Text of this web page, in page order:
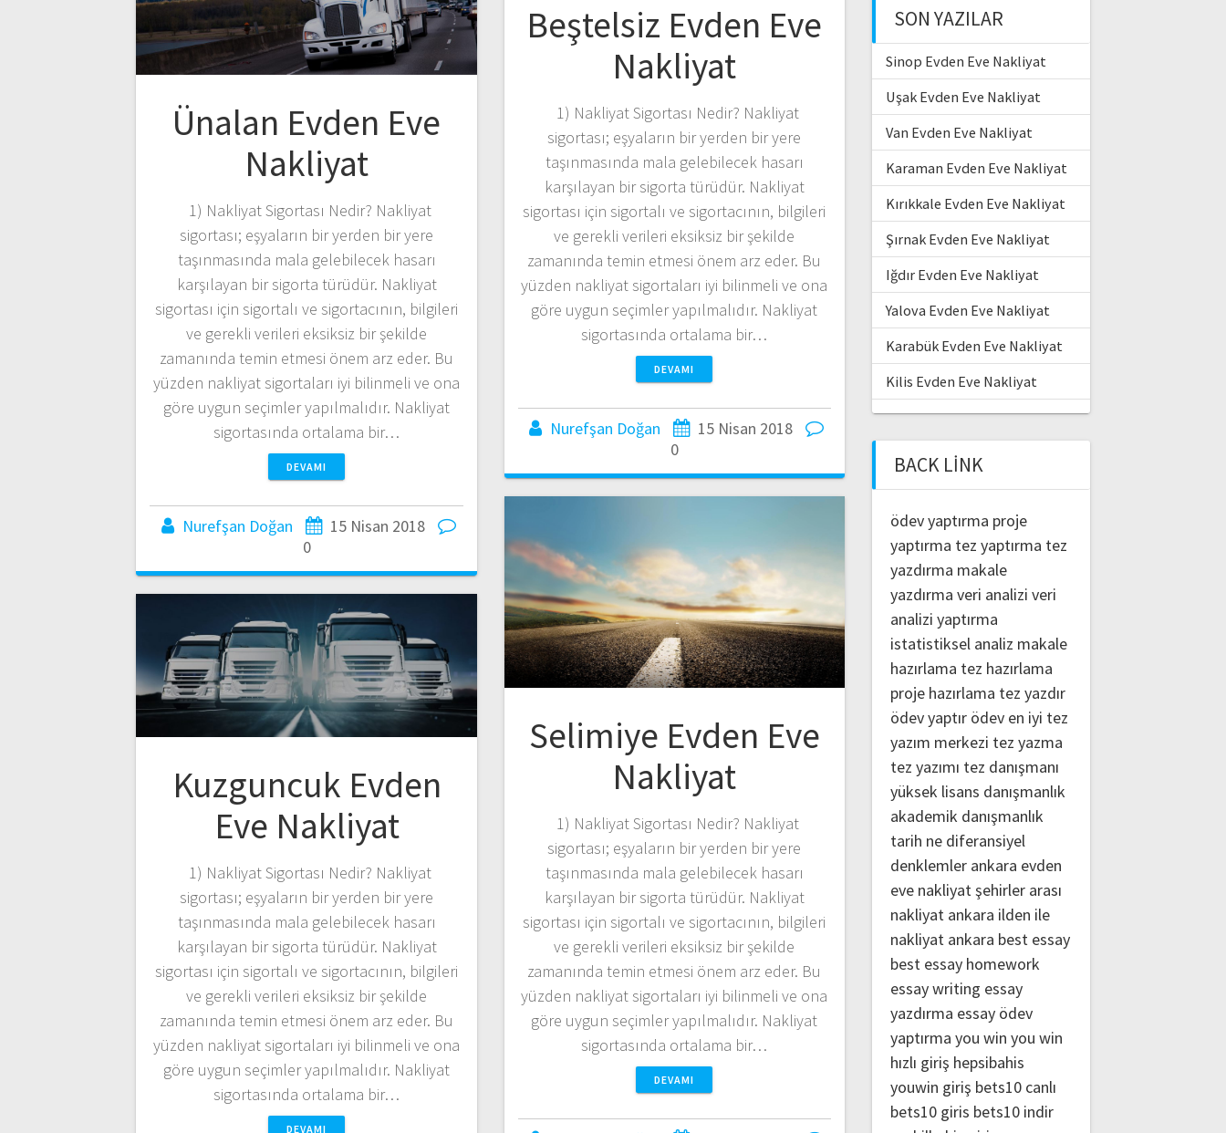
Beştelsiz Evden Eve
Nakliyat
1) Nakliyat Sigortası Nedir? Nakliyat
sigortası; eşyaların bir yerden bir yere
taşınmasında mala gelebilecek hasarı
karşılayan bir sigorta türüdür. Nakliyat
sigortası için sigortalı ve sigortacının, bilgileri
ve gerekli verileri eksiksiz bir şekilde
zamanında temin etmesi önem arz eder. Bu
yüzden nakliyat sigortaları iyi bilinmeli ve ona
göre uygun seçimler yapılmalıdır. Nakliyat
sigortasında ortalama bir…
DEVAMI
Nurefşan Doğan
15 Nisan 2018
0
Ünalan Evden Eve
Nakliyat
1) Nakliyat Sigortası Nedir? Nakliyat
sigortası; eşyaların bir yerden bir yere
taşınmasında mala gelebilecek hasarı
karşılayan bir sigorta türüdür. Nakliyat
sigortası için sigortalı ve sigortacının, bilgileri
ve gerekli verileri eksiksiz bir şekilde
zamanında temin etmesi önem arz eder. Bu
yüzden nakliyat sigortaları iyi bilinmeli ve ona
göre uygun seçimler yapılmalıdır. Nakliyat
sigortasında ortalama bir…
DEVAMI
Nurefşan Doğan
15 Nisan 2018
0
Selimiye Evden Eve
Nakliyat
1) Nakliyat Sigortası Nedir? Nakliyat
sigortası; eşyaların bir yerden bir yere
taşınmasında mala gelebilecek hasarı
karşılayan bir sigorta türüdür. Nakliyat
sigortası için sigortalı ve sigortacının, bilgileri
ve gerekli verileri eksiksiz bir şekilde
zamanında temin etmesi önem arz eder. Bu
yüzden nakliyat sigortaları iyi bilinmeli ve ona
göre uygun seçimler yapılmalıdır. Nakliyat
sigortasında ortalama bir…
DEVAMI
Kuzguncuk Evden
Eve Nakliyat
1) Nakliyat Sigortası Nedir? Nakliyat
sigortası; eşyaların bir yerden bir yere
taşınmasında mala gelebilecek hasarı
karşılayan bir sigorta türüdür. Nakliyat
sigortası için sigortalı ve sigortacının, bilgileri
ve gerekli verileri eksiksiz bir şekilde
zamanında temin etmesi önem arz eder. Bu
yüzden nakliyat sigortaları iyi bilinmeli ve ona
göre uygun seçimler yapılmalıdır. Nakliyat
sigortasında ortalama bir…
DEVAMI
SON YAZILAR
Sinop Evden Eve Nakliyat
Uşak Evden Eve Nakliyat
Van Evden Eve Nakliyat
Karaman Evden Eve Nakliyat
Kırıkkale Evden Eve Nakliyat
Şırnak Evden Eve Nakliyat
Iğdır Evden Eve Nakliyat
Yalova Evden Eve Nakliyat
Karabük Evden Eve Nakliyat
Kilis Evden Eve Nakliyat
BACK LINK
ödev yaptırma proje
yaptırma tez yaptırma tez
yazdırma makale
yazdırma veri analizi veri
analizi yaptırma
istatistiksel analiz makale
hazırlama tez hazırlama
proje hazırlama tez yazdır
ödev yaptır ödev en iyi tez
yazım merkezi tez yazma
tez yazımı tez danışmanı
yüksek lisans danışmanlık
akademik danışmanlık
tarih ne diferansiyel
denklemler ankara evden
eve nakliyatşehirler arası
nakliyat ankara ilden ile
nakliyat ankara best essay
best essay homework
essay writing essay
yazdırma essay ödev
yaptırma you win you win
hızlı giriş hepsibahis
youwin giriş bets10 canlı
bets10 giris bets10 indir